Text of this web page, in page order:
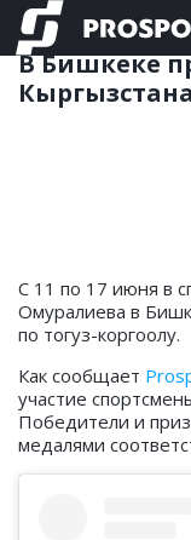
ДРУГИЕ
В Бишкеке
С 11 по 17 июня в
Омуралиева в
по тогуз-коргоолу.
Как сообщает
участие
Победители и
медалями